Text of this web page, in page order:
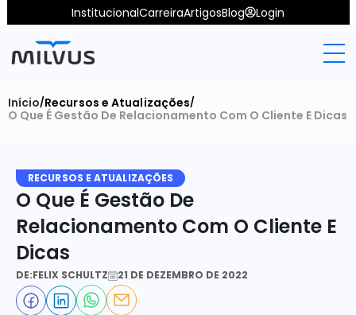
InstitucionalCarreiraArtigosBlog Login
Início/Recursos e Atualizações/
O Que É Gestão De Relacionamento Com O Cliente E Dicas
RECURSOS E ATUALIZAÇÕES
O Que É Gestão De
Relacionamento Com O Cliente E
Dicas
DE:FELIX SCHULTZ 21 DE DEZEMBRO DE 2022